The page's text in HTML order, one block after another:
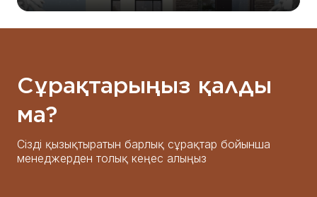
Сұрақтарыңыз қалды
ма?
Сізді қызықтыратын барлық сұрақтар бойынша
менеджерден толық кеңес алыңыз